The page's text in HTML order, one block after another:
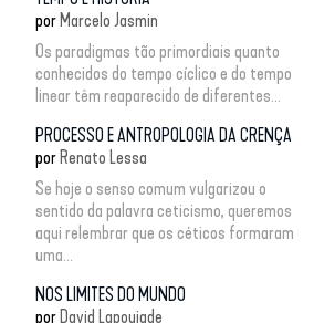
por Marcelo Jasmin
Os paradigmas tão primordiais quanto
conhecidos do tempo cíclico e do tempo
linear têm reaparecido de diferentes...
PROCESSO E ANTROPOLOGIA DA CRENÇA
por Renato Lessa
Se hoje o senso comum vulgarizou o
sentido da palavra ceticismo, queremos
aqui relembrar que os céticos formaram
uma...
NOS LIMITES DO MUNDO
por David Lapoujade